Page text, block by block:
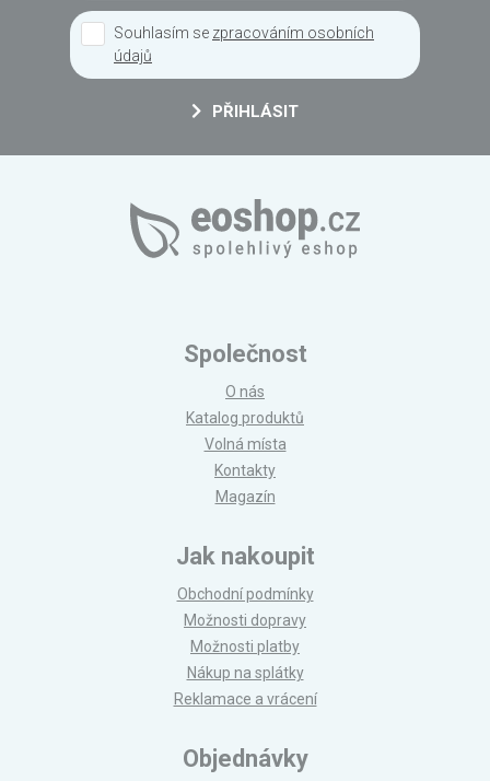
Souhlasím se zpracováním osobních
údajů
PŘIHLÁSIT
Společnost
O nás
Katalog produktů
Volná místa
Kontakty
Magazín
Jak nakoupit
Obchodní podmínky
Možnosti dopravy
Možnosti platby
Nákup na splátky
Reklamace a vrácení
Objednávky